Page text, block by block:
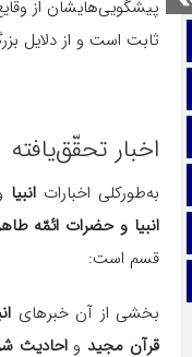
صفحه نخست
اینستاگرام
پیشگویی‌هایشان از
ثابت است و از دلایل
اخبار تحقّق‌یافته
به‌طورکلی اخبارات انبیا
انبیا و حضرات ائمّه
قسم است:
بخشی از آن خبرهای
قرآن مجیدواحادیث